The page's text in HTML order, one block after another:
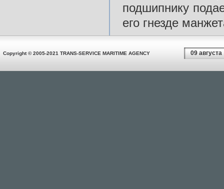
подшипнику
его гнезде
Copyright © 2005-2021 TRANS-SERVICE MARITIME AGENCY 09 августа